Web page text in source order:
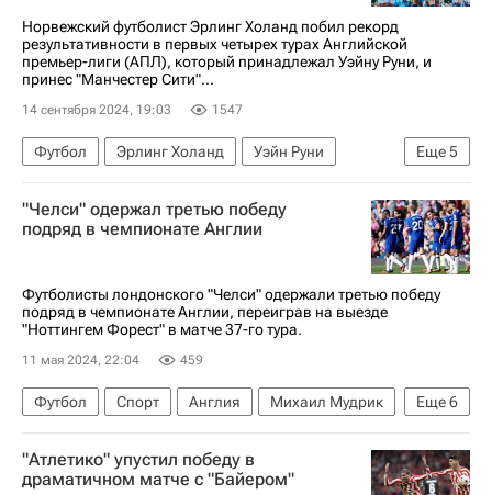
Норвежский футболист Эрлинг Холанд побил рекорд
результативности в первых четырех турах Английской
премьер-лиги (АПЛ), который принадлежал Уэйну Руни, и
принес "Манчестер Сити"...
14 сентября 2024, 19:03 1547
Еще5
Футбол Эрлинг Холанд
Уэйн Руни
Йоан Висса
Ливерпуль
Брентфорд
АПЛ 2026-2027 (Чемпионат Англии по футболу)
"Челси" одержал третью победу
подряд в чемпионате Англии
Футболисты лондонского "Челси" одержали третью победу
подряд в чемпионате Англии, переиграв на выезде
"Ноттингем Форест" в матче 37-го тура.
11 мая 2024, 22:04 459
Еще6
Футбол Спорт Англия
Михаил Мудрик
Рахим Стерлинг
Вилли Боли
Ньюкасл Юнайтед
Ноттингем Форест
"Атлетико" упустил победу в
драматичном матче с "Байером"